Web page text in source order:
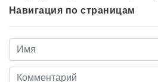
Навигация по страницам